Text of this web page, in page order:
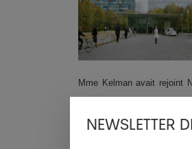
Mme Kelman avait rejoint
La division OTC, qui a
NEWSLETTER